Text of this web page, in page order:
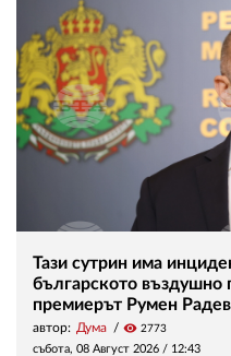
Тази сутрин има
българското въздушно
премиерът Румен Радев
автор: Дума visibility 2773
събота, 08 Август 2026 / 12:43